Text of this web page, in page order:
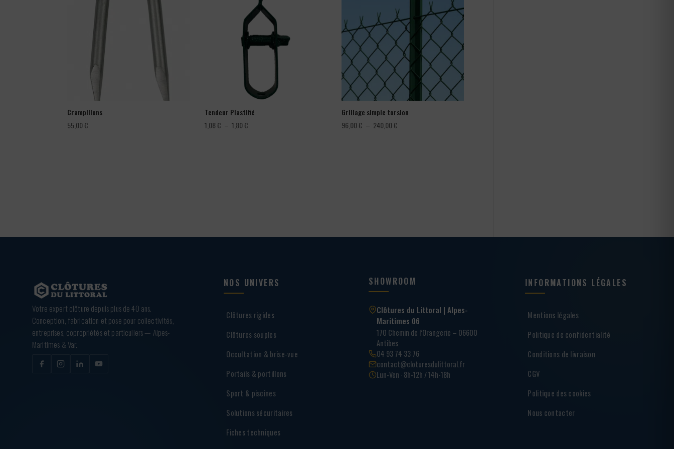
Crampillons
55,00€
Tendeur Plastifié
1,08€ – 1,80€Plage
Grillage simple torsion
96,00€ – 240,00€
Votre expert clôture depuis plus de 40 ans.
Conception, fabrication et pose pour collectivités,
entreprises, copropriétés et particuliers — Alpes-
Maritimes & Var.
NOS UNIVERS
Clôtures rigides
Clôtures souples
Occultation & brise-vue
Portails & portillons
Sport & piscines
Solutions sécuritaires
Fiches techniques
SHOWROOM
Clôtures du Littoral | Alpes-
Maritimes 06
170 Chemin de l’Orangerie – 06600
Antibes
04 93 74 33 76
contact@cloturesdulittoral.fr
Lun-Ven · 8h-12h / 14h-18h
INFORMATIONS LÉGALES
Mentions légales
Politique de confidentialité
Conditions de livraison
CGV
Politique des cookies
Nous contacter